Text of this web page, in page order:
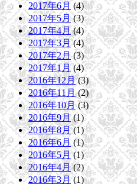
2017年6月 (4)
2017年5月(3)
2017年4月(4)
2017年3月(4)
2017年2月(3)
2017年1月(4)
2016年12月(3)
2016年11月(2)
2016年10月(3)
2016年9月(1)
2016年8月(1)
2016年6月 (1)
2016年5月(1)
2016年4月(2)
2016年3月(1)